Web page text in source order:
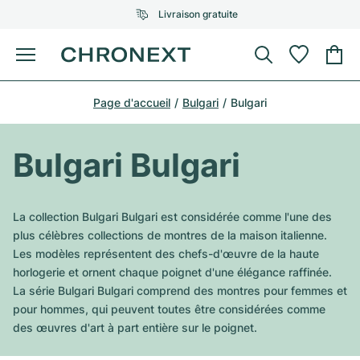
Livraison gratuite
Menu
Acheter une montre
UNE SÉLECTION D'EXCEPTION
Tous les modèles Rolex
Modèles les plus vendus
Air-King
Omega
Tous les modèles Omega
Modèles les plus vendus
Patek Philippe
Tous les modèles Patek Philippe
Audemars Piguet
Cartier
Breitling
Montres d'occasion
Bijoux
UNE SÉLECTION D'EXCEPTION
Tiffany
Louis Vuitton
Gebauer & Gebauer
Van Cleef & Arpels
Nouveautés
Sale
Page d'accueil Bulgari Bulgari
Bulgari Bulgari
La collection Bulgari Bulgari est considérée comme l'une des
plus célèbres collections de montres de la maison italienne.
Les modèles représentent des chefs-d'œuvre de la haute
horlogerie et ornent chaque poignet d'une élégance raffinée.
La série Bulgari Bulgari comprend des montres pour femmes et
pour hommes, qui peuvent toutes être considérées comme
des œuvres d'art à part entière sur le poignet.